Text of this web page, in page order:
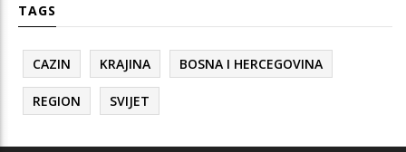
TAGS
CAZIN KRAJINA BOSNA I HERCEGOVINA
REGION SVIJET